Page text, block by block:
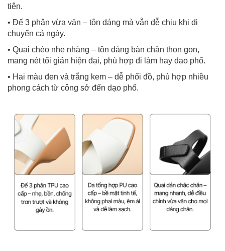
tiên.
• Đế 3 phân vừa vặn – tôn dáng mà vẫn dễ chịu khi di
chuyển cả ngày.
• Quai chéo nhẹ nhàng – tôn dáng bàn chân thon gọn,
mang nét tối giản hiện đại, phù hợp đi làm hay dạo phố.
• Hai màu đen và trắng kem – dễ phối đồ, phù hợp nhiều
phong cách từ công sở đến dạo phố.